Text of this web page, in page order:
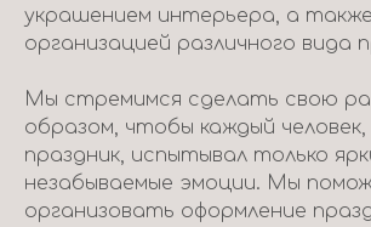
украшением интерьера, а
организацией различного вида
Мы стремимся сделать свою
образом, чтобы каждый
праздник, испытывал только
незабываемые эмоции. Мы
организовать оформление